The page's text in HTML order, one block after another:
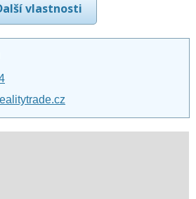
vlastnosti